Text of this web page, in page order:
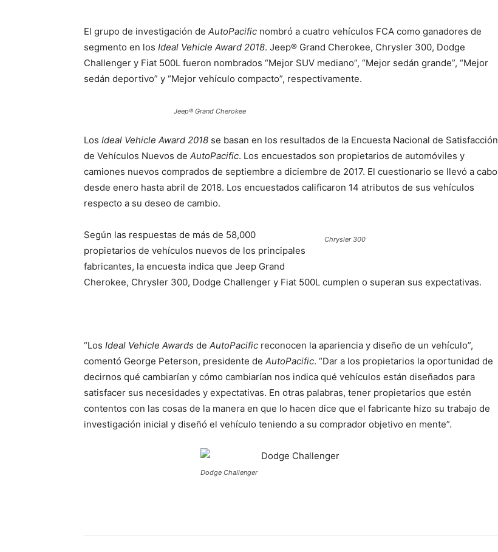
El grupo de investigación de AutoPacific nombró a cuatro vehículos FCA como ganadores de
segmento en los Ideal Vehicle Award 2018. Jeep® Grand Cherokee, Chrysler 300, Dodge
Challenger y Fiat 500L fueron nombrados “Mejor SUV mediano”, “Mejor sedán grande”, “Mejor
sedán deportivo” y “Mejor vehículo compacto”, respectivamente.
Jeep® Grand Cherokee
Los Ideal Vehicle Award 2018 se basan en los resultados de la Encuesta Nacional de Satisfacción
de Vehículos Nuevos de AutoPacific. Los encuestados son propietarios de automóviles y
camiones nuevos comprados de septiembre a diciembre de 2017. El cuestionario se llevó a cabo
desde enero hasta abril de 2018. Los encuestados calificaron 14 atributos de sus vehículos
respecto a su deseo de cambio.
Chrysler 300
Según las respuestas de más de 58,000
propietarios de vehículos nuevos de los principales
fabricantes, la encuesta indica que Jeep Grand
Cherokee, Chrysler 300, Dodge Challenger y Fiat 500L cumplen o superan sus expectativas.
“Los Ideal Vehicle Awards de AutoPacific reconocen la apariencia y diseño de un vehículo”,
comentó George Peterson, presidente de AutoPacific. “Dar a los propietarios la oportunidad de
decirnos qué cambiarían y cómo cambiarían nos indica qué vehículos están diseñados para
satisfacer sus necesidades y expectativas. En otras palabras, tener propietarios que estén
contentos con las cosas de la manera en que lo hacen dice que el fabricante hizo su trabajo de
investigación inicial y diseñó el vehículo teniendo a su comprador objetivo en mente”.
Dodge Challenger